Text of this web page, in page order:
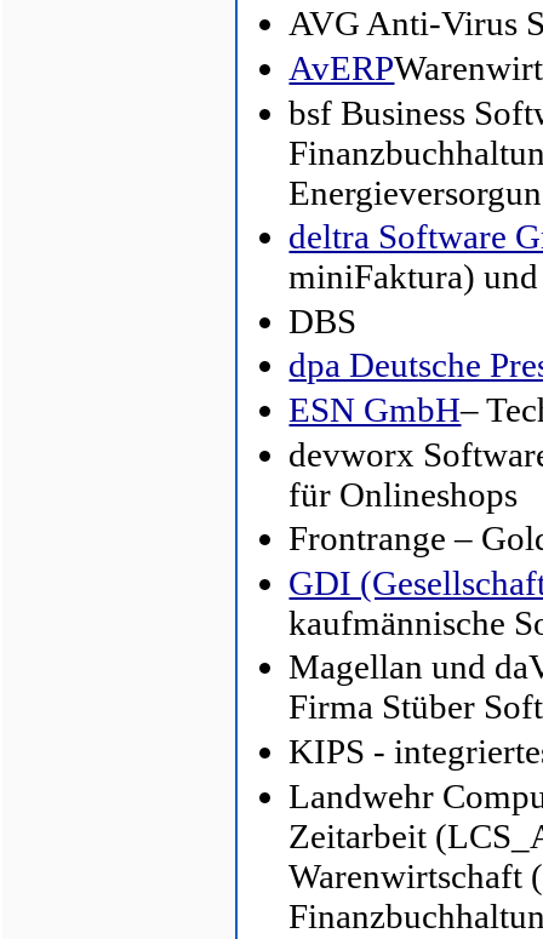
AVG Anti-Virus
AvERP
bsf Business
deltra Software
miniFaktura)
DBS
dpa Deutsche
ESN GmbH–
devworx
für Onlineshops
Frontrange –
GDI
kaufmännische
Magellan und
Firma Stüber
KIPS -
Landwehr
Zeitarbeit
Warenwirtschaft